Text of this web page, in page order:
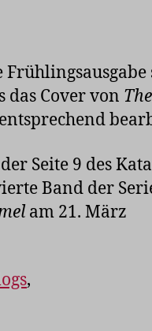
das Cover von The
Seite 9 des
Band der
am 21. März
,